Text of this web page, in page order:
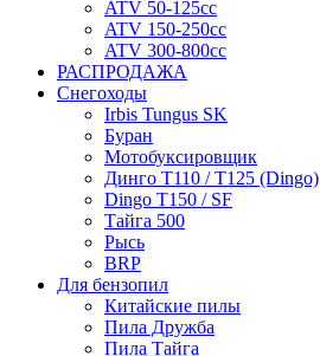
ATV 50-125cc
ATV 150-250cc
ATV 300-800cc
РАСПРОДАЖА
Снегоходы
Irbis Tungus SK
Буран
Мотобуксировщик
Динго T110 / T125 (Dingo)
Dingo T150 / SF
Тайга 500
Рысь
BRP
Для бензопил
Китайские пилы
Пила Дружба
Пила Тайга